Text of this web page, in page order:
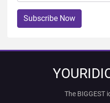
Subscribe Now
The BIGGEST